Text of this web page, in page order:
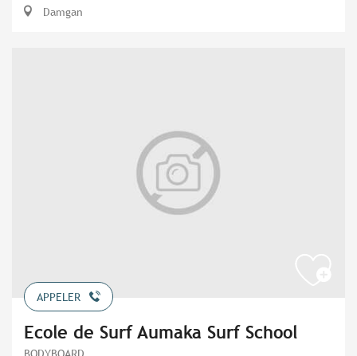
Damgan
APPELER
Ecole de Surf Aumaka Surf School